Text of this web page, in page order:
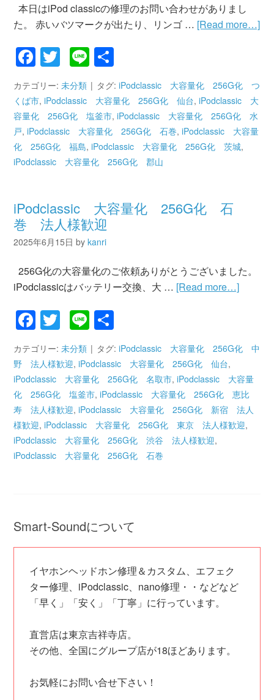
本日はiPod classicの修理のお問い合わせがありまし
た。 赤いバツマークが出たり、リンゴ … [Read more…]
Facebook
Twitter
Line
有
カテゴリー:未分類 タグ:iPodclassic 大容量化 256G化 つ
くば市,iPodclassic 大容量化 256G化 仙台,iPodclassic 大
容量化 256G化 塩釜市,iPodclassic 大容量化 256G化 水
戸,iPodclassic 大容量化 256G化 石巻,iPodclassic 大容量
化 256G化 福島,iPodclassic 大容量化 256G化 茨城,
iPodclassic 大容量化 256G化 郡山
iPodclassic 大容量化 256G化 石
巻 法人様歓迎
2025年6月15日 bykanri
256G化の大容量化のご依頼ありがとうございました。
iPodclassicはバッテリー交換、大 … [Read more…]
Facebook
Twitter
Line
有
カテゴリー:未分類 タグ:iPodclassic 大容量化 256G化 中
野 法人様歓迎,iPodclassic 大容量化 256G化 仙台,
iPodclassic 大容量化 256G化 名取市,iPodclassic 大容量
化 256G化 塩釜市,iPodclassic 大容量化 256G化 恵比
寿 法人様歓迎,iPodclassic 大容量化 256G化 新宿 法人
様歓迎,iPodclassic 大容量化 256G化 東京 法人様歓迎,
iPodclassic 大容量化 256G化 渋谷 法人様歓迎,
iPodclassic 大容量化 256G化 石巻
Smart-Soundについて
イヤホンヘッドホン修理＆カスタム、エフェク
ター修理、iPodclassic、nano修理・・などなど
「早く」「安く」「丁寧」に行っています。
直営店は東京吉祥寺店。
その他、全国にグループ店が18ほどあります。
お気軽にお問い合せ下さい！